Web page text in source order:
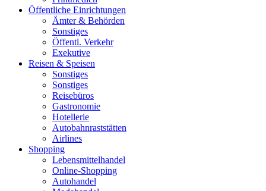
Öffentliche Einrichtungen
Ämter & Behörden
Sonstiges
Öffentl. Verkehr
Exekutive
Reisen & Speisen
Sonstiges
Sonstiges
Reisebüros
Gastronomie
Hotellerie
Autobahnraststätten
Airlines
Shopping
Lebensmittelhandel
Online-Shopping
Autohandel